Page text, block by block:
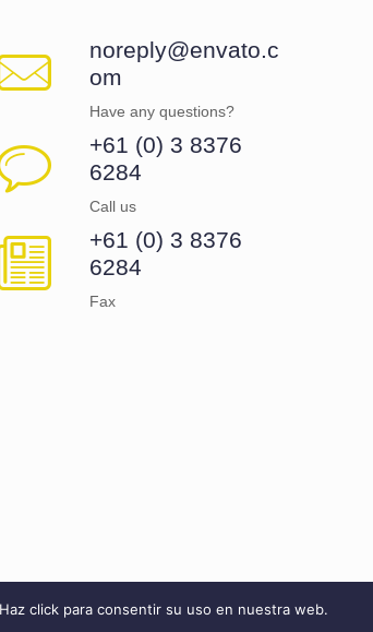
noreply@envato.c
om
Have any questions?
+61 (0) 3 8376
6284
Call us
+61 (0) 3 8376
6284
Fax
click para consentir su uso en nuestra web.